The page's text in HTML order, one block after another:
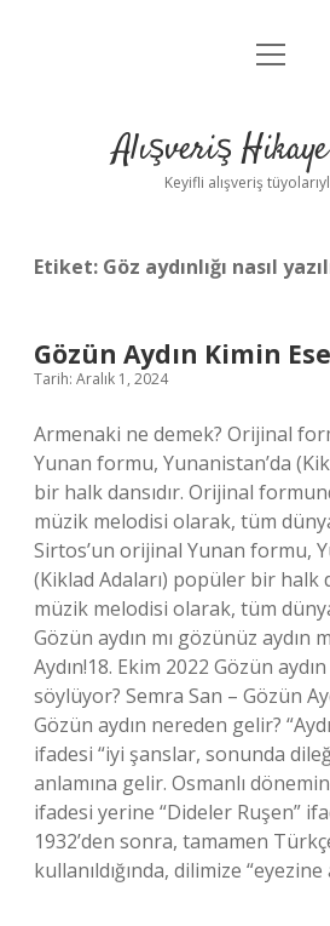
Anasayfa
Yasal Uyarı
menüyü
Alışveriş
Keyifli alışveriş
Etiket: Göz aydınlığı nasıl
Gözün Aydın Kimin
Tarih: Aralık 1, 2024
Armenaki ne demek? Orijinal
Yunan formu, Yunanistan’da
bir halk dansıdır. Orijinal
müzik melodisi olarak, tüm
Sirtos’un orijinal Yunan formu,
(Kiklad Adaları) popüler bir halk
müzik melodisi olarak, tüm
Gözün aydın mı gözünüz aydın
Aydın!18. Ekim 2022 Gözün aydın
söylüyor? Semra San – Gözün
Gözün aydın nereden gelir?
ifadesi “iyi şanslar, sonunda
anlamına gelir. Osmanlı
ifadesi yerine “Dideler Ruşen”
1932’den sonra, tamamen
kullanıldığında, dilimize “eyezine